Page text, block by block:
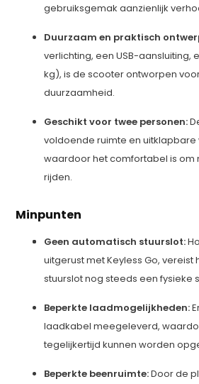
gebruiksgemak aanzienlijk
Duurzaam en praktisch
verlichting, een USB-aansluiting,
kg), is de scooter ontworpen
duurzaamheid.
Geschikt voor twee personen:
voldoende ruimte en uitklapbare
waardoor het comfortabel is om
rijden.
Minpunten
Geen automatisch stuurslot:
uitgerust met Keyless Go, vereist
stuurslot nog steeds een fysieke
Beperkte laadmogelijkheden:
laadkabel meegeleverd,
tegelijkertijd kunnen worden
Beperkte beenruimte:Door de